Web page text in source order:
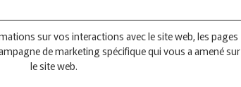
sur vos interactions avec le site web, les pages
de marketing spécifique qui vous a amené sur
le site web.